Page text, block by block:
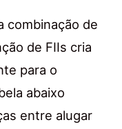
combinação de
de FIIs cria
para o
abaixo
entre alugar